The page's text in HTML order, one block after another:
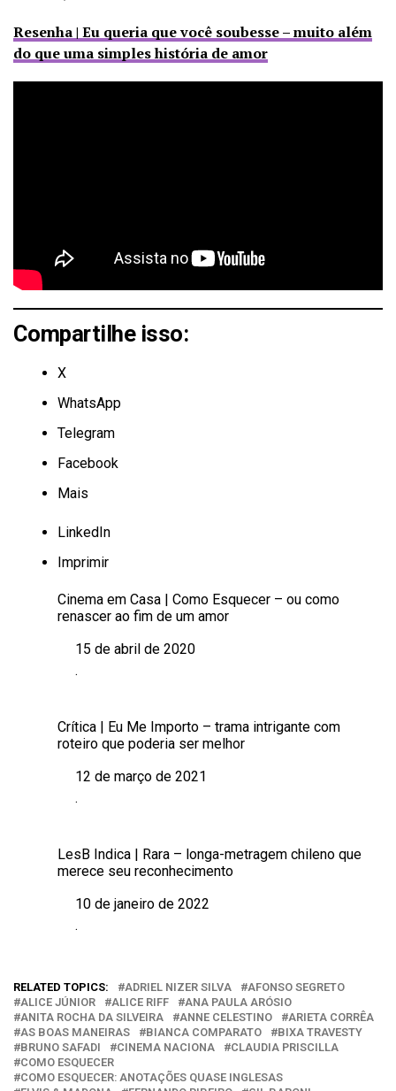
Resenha | Eu queria que você soubesse – muito além
do que uma simples história de amor
Compartilhe isso:
X
WhatsApp
Telegram
Facebook
Mais
LinkedIn
Imprimir
Cinema em Casa | Como Esquecer – ou como
renascer ao fim de um amor
Data15 de abril de 2020
Em relação a
.
Crítica | Eu Me Importo – trama intrigante com
roteiro que poderia ser melhor
Data12 de março de 2021
Em relação a
.
LesB Indica | Rara – longa-metragem chileno que
merece seu reconhecimento
Data10 de janeiro de 2022
Em relação a
.
RELATED TOPICS: ADRIEL NIZER SILVA
AFONSO SEGRETO
ALICE JÚNIOR
ALICE RIFF
ANA PAULA ARÓSIO
ANITA ROCHA DA SILVEIRA
ANNE CELESTINO
ARIETA CORRÊA
AS BOAS MANEIRAS
BIANCA COMPARATO
BIXA TRAVESTY
BRUNO SAFADI
CINEMA NACIONA
CLAUDIA PRISCILLA
COMO ESQUECER
COMO ESQUECER: ANOTAÇÕES QUASE INGLESAS